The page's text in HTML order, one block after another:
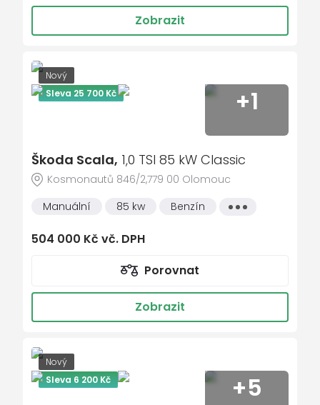
dálkově ovládané centrální zamykání
nastavitelný volant
dešťový senzor
metalický lak
ukazatel vnější teploty
bezklíčové odemykání
loketní opěrka zadní
malý kožený paket
dělená zadní sedadla
Zobrazit
Nový
Sleva 25 700 Kč
+1
Škoda Scala, 1,0 TSI 85 kW Classic
Kosmonautů 846/2,779 00 Olomouc
Manuální
85 kw Benzín
Všechny
504 000 Kč vč. DPH
Porovnat
Zobrazit
Nový
Sleva 6 200 Kč
+5